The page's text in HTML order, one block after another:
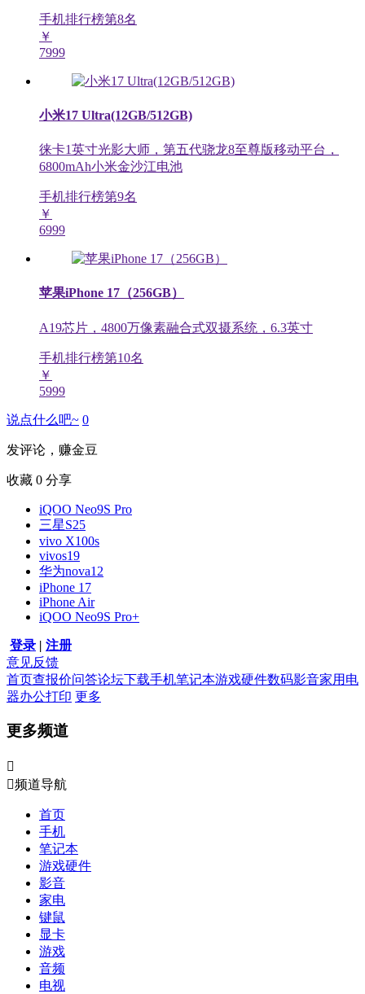
手机排行榜第8名
￥
7999
小米17 Ultra(12GB/512GB)
徕卡1英寸光影大师，第五代骁龙8至尊版移动平台，
6800mAh小米金沙江电池
手机排行榜第9名
￥
6999
苹果iPhone 17（256GB）
A19芯片，4800万像素融合式双摄系统，6.3英寸
手机排行榜第10名
￥
5999
说点什么吧~ 0
发评论，赚金豆
收藏 0 分享
iQOO Neo9S Pro
三星S25
vivo X100s
vivos19
华为nova12
iPhone 17
iPhone Air
iQOO Neo9S Pro+
登录 | 注册
意见反馈
首页查报价问答论坛下载手机笔记本游戏硬件数码影音家用电
器办公打印 更多
更多频道

频道导航
首页
手机
笔记本
游戏硬件
影音
家电
键鼠
显卡
游戏
音频
电视